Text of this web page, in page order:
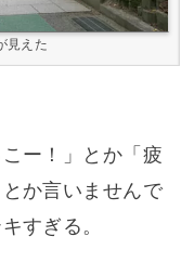
見えた
ー！」とか「疲
か言いませんで
すぎる。